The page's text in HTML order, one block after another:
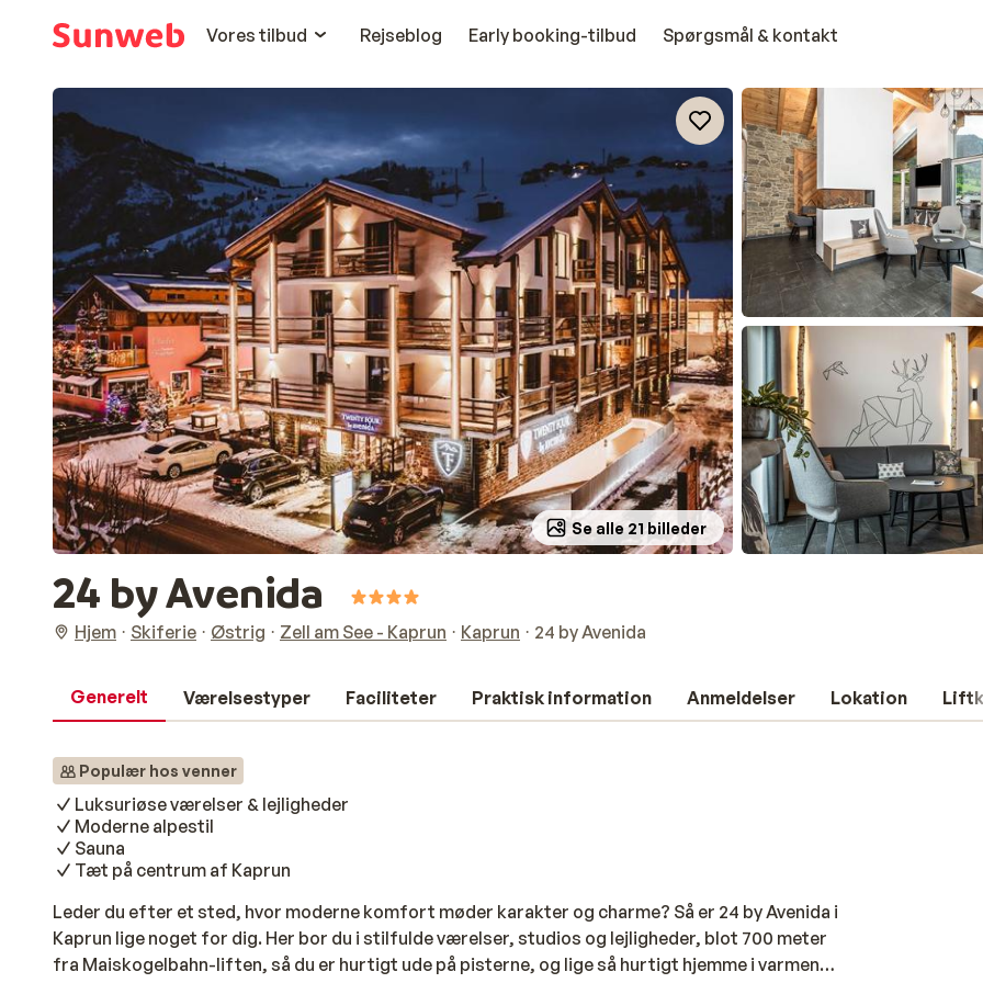
Vores tilbud
Rejseblog Early booking-tilbud Spørgsmål & kontakt
Se alle 21 billeder
24 by Avenida
Hjem Skiferie Østrig Zell am See - Kaprun Kaprun 24 by Avenida
Generelt Værelsestyper Faciliteter Praktisk information Anmeldelser Lokation
Populær hos venner
Luksuriøse værelser & lejligheder
Moderne alpestil
Sauna
Tæt på centrum af Kaprun
Leder du efter et sted, hvor moderne komfort møder karakter og charme? Så er 24 by Avenida i
Kaprun lige noget for dig. Her bor du i stilfulde værelser, studios og lejligheder, blot 700 meter
fra Maiskogelbahn-liften, så du er hurtigt ude på pisterne, og lige så hurtigt hjemme i varmen